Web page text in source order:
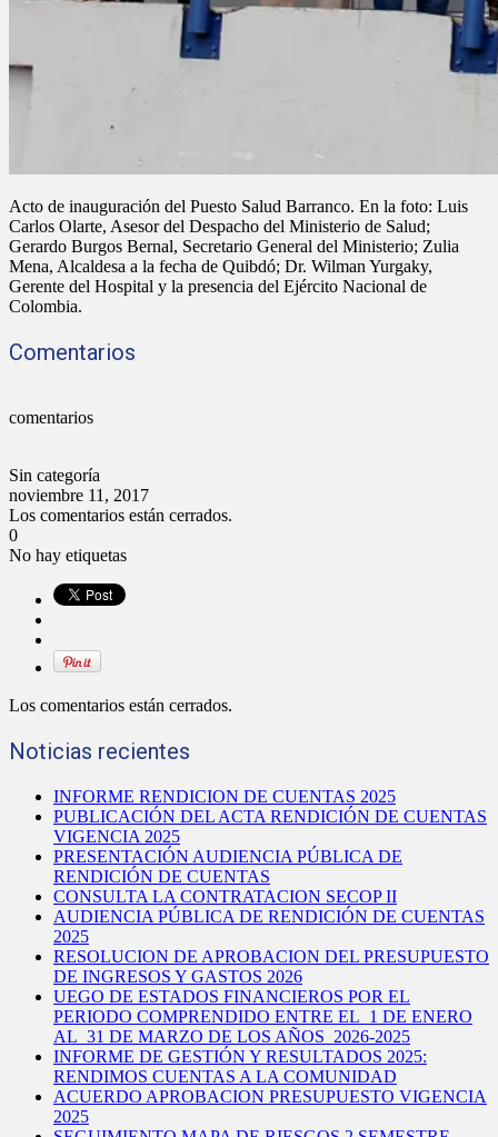
Acto de inauguración del Puesto Salud Barranco. En la foto: Luis
Carlos Olarte, Asesor del Despacho del Ministerio de Salud;
Gerardo Burgos Bernal, Secretario General del Ministerio; Zulia
Mena, Alcaldesa a la fecha de Quibdó; Dr. Wilman Yurgaky,
Gerente del Hospital y la presencia del Ejército Nacional de
Colombia.
Comentarios
comentarios
Sin categoría
noviembre 11, 2017
Los comentarios están cerrados.
0
No hay etiquetas
Los comentarios están cerrados.
Noticias recientes
INFORME RENDICION DE CUENTAS 2025
PUBLICACIÓN DEL ACTA RENDICIÓN DE CUENTAS
VIGENCIA 2025
PRESENTACIÓN AUDIENCIA PÚBLICA DE
RENDICIÓN DE CUENTAS
CONSULTA LA CONTRATACION SECOP II
AUDIENCIA PÚBLICA DE RENDICIÓN DE CUENTAS
2025
RESOLUCION DE APROBACION DEL PRESUPUESTO
DE INGRESOS Y GASTOS 2026
UEGO DE ESTADOS FINANCIEROS POR EL
PERIODO COMPRENDIDO ENTRE EL 1 DE ENERO
AL 31 DE MARZO DE LOS AÑOS 2026-2025
INFORME DE GESTIÓN Y RESULTADOS 2025:
RENDIMOS CUENTAS A LA COMUNIDAD
ACUERDO APROBACION PRESUPUESTO VIGENCIA
2025